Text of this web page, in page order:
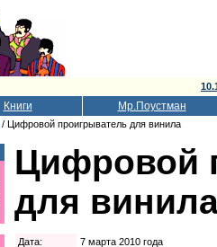
Книги Мр.Поустман
/ Цифровой проигрыватель для винила
Цифровой
для
Дата:
7 марта 2010 года